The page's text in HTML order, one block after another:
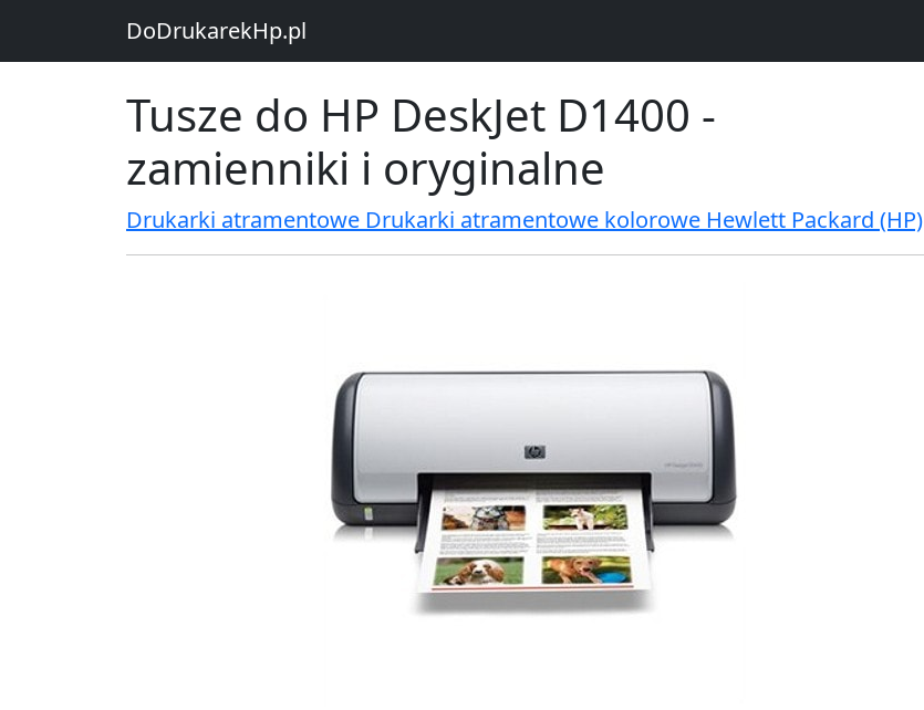
DoDrukarekHp.pl
Tusze do HP DeskJet D1400 -
zamienniki i oryginalne
Drukarki atramentowe Drukarki atramentowe kolorowe Hewlett Packard (HP)